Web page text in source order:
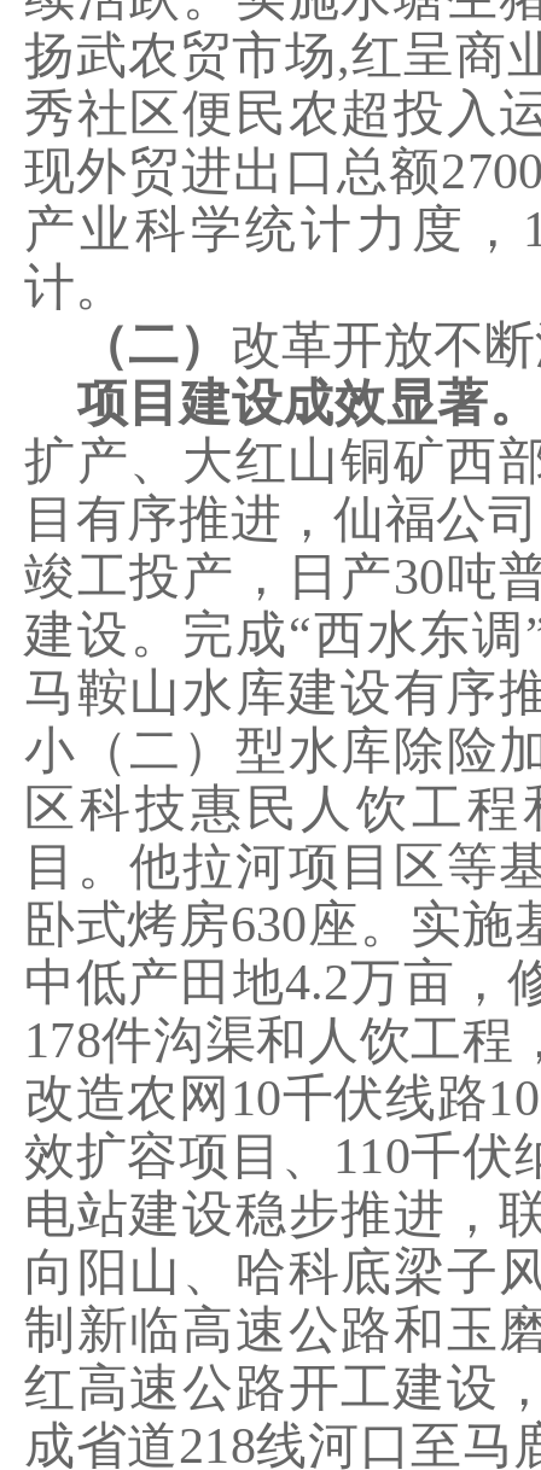
扬武农贸市场,红呈商
秀社区便民农超投入
现外贸进出口总额
产业科学统计力度，
计。
（二） 改革开放不
项目建设成效显著。
扩产、大红山铜矿西
目有序推进， 仙福公司
竣工投产，日产30吨
建设。完成“西水东
马鞍山水库建设有序
小（二）型水库除险
区科技惠民人饮工
目。他拉河项目区等
卧式烤房630座。实施
中低产田地4.2万亩，
178件沟渠和人饮工程
改造农网 10千伏线路
效扩容项目、 110千伏
电站建设稳步推进，
向阳山、哈科底梁子
制新临高速公路和玉
红高速公路开工建设
成省道218线河口至马